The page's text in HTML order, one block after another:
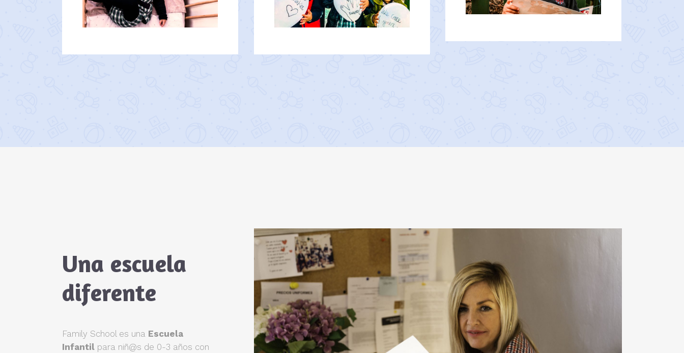
Una escuela
diferente
Family School es una Escuela
Infantil para niñ@s de 0-3 años con